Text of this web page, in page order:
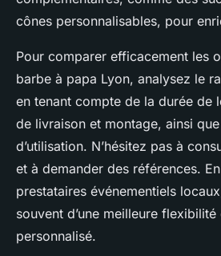
cônes personnalisables, pour
Pour comparer efficacement les
barbe à papa Lyon, analysez le
en tenant compte de la durée de
de livraison et montage, ainsi
d’utilisation. N’hésitez pas à
et à demander des références.
prestataires événementiels
souvent d’une meilleure flexibilité
personnalisé.